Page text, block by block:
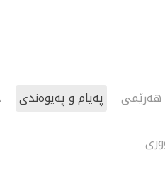
هەرێمی پەیام و پەیوەندی